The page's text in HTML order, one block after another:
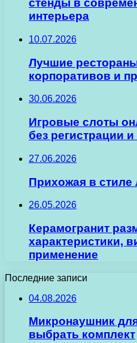
стенды в
интерьера
10.07.2026
Лучшие
корпоративов и
30.06.2026
Игровые слоты
без регистрации
27.06.2026
Прихожая в стиле
26.05.2026
Керамогранит
характеристики,
применение
Последние записи
04.08.2026
Микронаушник
выбрать комплект